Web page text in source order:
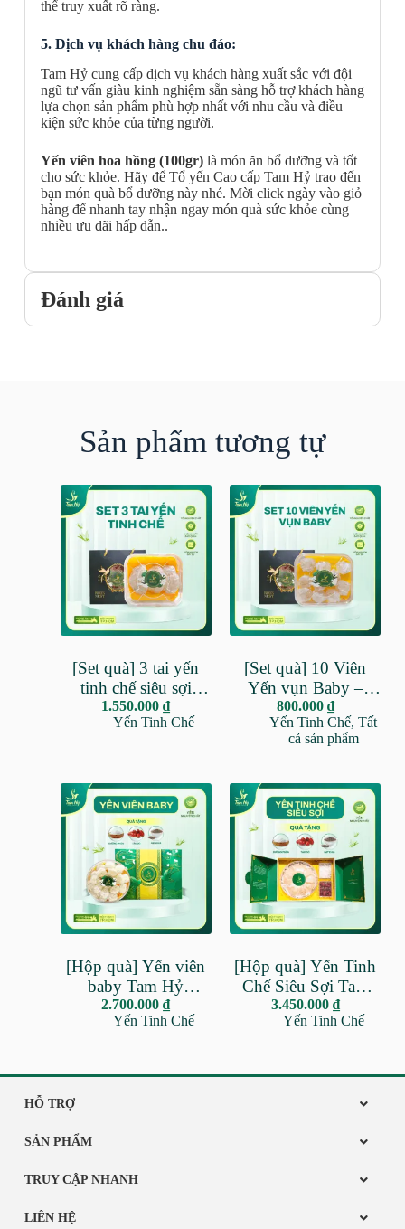
thể truy xuất rõ ràng.
5. Dịch vụ khách hàng chu đáo:
Tam Hỷ cung cấp dịch vụ khách hàng xuất sắc với đội
ngũ tư vấn giàu kinh nghiệm sẵn sàng hỗ trợ khách hàng
lựa chọn sản phẩm phù hợp nhất với nhu cầu và điều
kiện sức khỏe của từng người.
Yến viên hoa hồng (100gr)là món ăn bổ dưỡng và tốt
cho sức khỏe. Hãy để Tổ yến Cao cấp Tam Hỷ trao đến
bạn món quà bổ dưỡng này nhé. Mời click ngày vào giỏ
hàng để nhanh tay nhận ngay món quà sức khỏe cùng
nhiều ưu đãi hấp dẫn..
Đánh giá
Sản phẩm tương tự
[Set quà] 3 tai yến
tinh chế siêu sợi
(30gr) – 100% yến
nguyên chất Khánh
1.550.000₫
Yến Tinh Chế
[Set quà] 10 Viên
Yến vụn Baby –
100% yến nguyên
chất, tặng kèm đường
phèn, táo đỏ, đông
mini
800.000 ₫
Yến Tinh Chế,Tất
cả sản phẩm
[Hộp quà] Yến viên
baby Tam Hỷ
(100gr) – 100% Yến
Nguyên Chất – Thực
2.700.000₫
Yến Tinh Chế
[Hộp quà] Yến Tinh
Chế Siêu Sợi Tam
Hỷ (100gr) – 100%
Yến Nguyên Chất –
phèn, táo đỏ – Quà
3.450.000 ₫
Yến Tinh Chế
HỖ TRỢ
SẢN PHẨM
TRUY CẬP NHANH
LIÊN HỆ